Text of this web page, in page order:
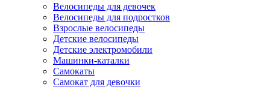
Велосипеды для девочек
Велосипеды для подростков
Взрослые велосипеды
Детские велосипеды
Детские электромобили
Машинки-каталки
Самокаты
Самокат для девочки